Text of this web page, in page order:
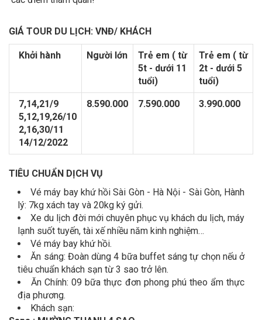
GIÁ TOUR DU LỊCH: VNĐ/ KHÁCH
Khởi hành Người lớn
Trẻ em ( từ
5t - dưới 11
tuổi)
Trẻ em ( từ
2t - dưới 5
tuổi)
7,14,21/9
5,12,19,26/10
2,16,30/11
14/12/2022
8.590.000 7.590.000 3.990.000
TIÊU CHUẨN DỊCH VỤ
Vé máy bay khứ hồi Sài Gòn - Hà Nội - Sài Gòn, Hành
lý: 7kg xách tay và 20kg ký gửi.
Xe du lịch đời mới chuyên phục vụ khách du lịch, máy
lạnh suốt tuyến, tài xế nhiều năm kinh nghiệm…
Vé máy bay khứ hồi.
Ăn sáng: Đoàn dùng 4 bữa buffet sáng tự chọn nếu ở
tiêu chuẩn khách sạn từ 3 sao trở lên.
Ăn Chính: 09 bữa thực đơn phong phú theo ẩm thực
địa phương.
Khách sạn: